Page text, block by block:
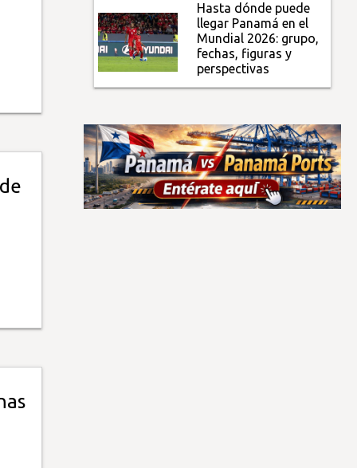
Hasta dónde puede
llegar Panamá en el
Mundial 2026: grupo,
fechas, figuras y
perspectivas